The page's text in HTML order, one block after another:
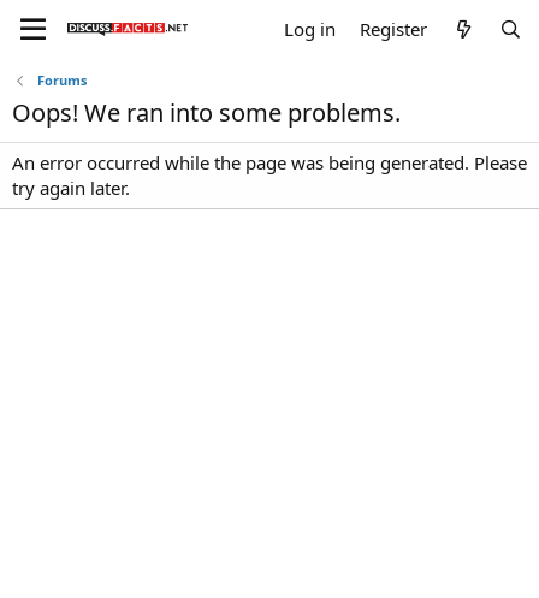
Log in Register
Forums
Oops! We ran into some problems.
An error occurred while the page was being generated. Please
try again later.